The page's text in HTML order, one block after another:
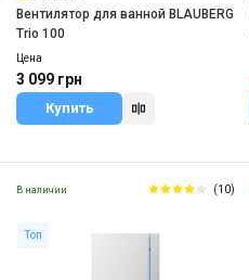
Вентилятор для ванной BLAUBERG
Trio 100
Цена
3 099 грн
Купить
В наличии (10)
Топ